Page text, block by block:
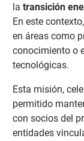
la transición
En este
en áreas como
conocimiento o
tecnológicas.
Esta misión,
permitido
con socios del
entidades